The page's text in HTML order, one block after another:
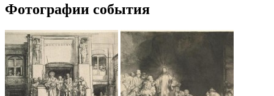
Фотографии события